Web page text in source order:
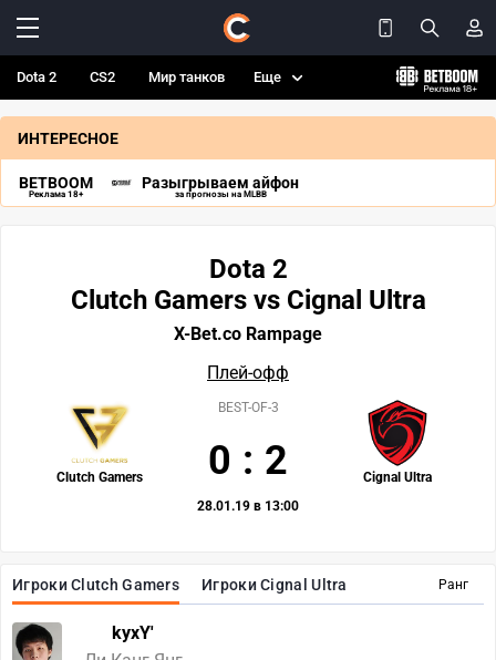
Dota 2 CS2 Мир танков Еще
ИНТЕРЕСНОЕ
BETBOOM
Реклама 18+
Разыгрываем айфон
за прогнозы на MLBB
Ранг
Игроки Clutch Gamers Игроки Cignal Ultra
kyxY'
Dota 2
Clutch Gamers vs Cignal Ultra
X-Bet.co Rampage
Плей-офф
Clutch Gamers Cignal Ultra
BEST-OF-3
0 : 2
28.01.19 в 13:00